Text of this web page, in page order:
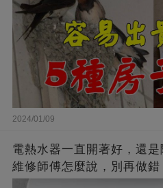
2024/01/09
電熱水器一直開著好，還
維修師傅怎麼說，別再做錯